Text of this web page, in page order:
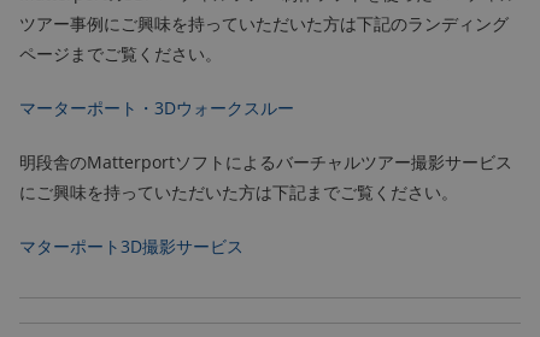
ツアー事例にご興味を持っていただいた方は下記のランディング
ページまでご覧ください。
マーターポート・3Dウォークスルー
明段舎のMatterportソフトによるバーチャルツアー撮影サービス
にご興味を持っていただいた方は下記までご覧ください。
マターポート3D撮影サービス